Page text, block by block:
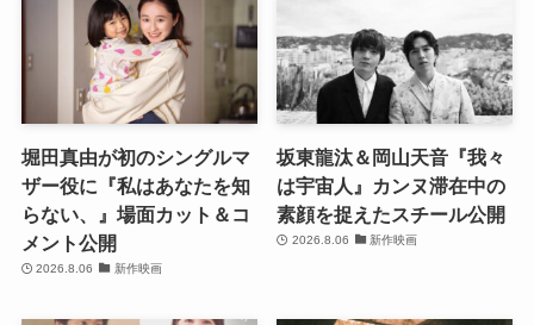
堀田真由が初のシングルマ
ザー役に『私はあなたを知
らない、』場面カット＆コ
メント公開
2026.8.06 新作映画
坂東龍汰＆岡山天音『我々
は宇宙人』カンヌ滞在中の
素顔を捉えたスチール公開
2026.8.06 新作映画